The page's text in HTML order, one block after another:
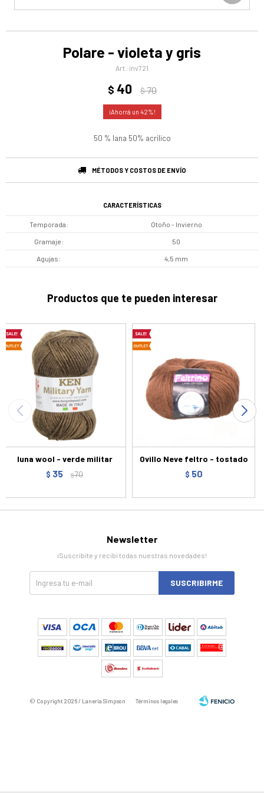
Polare - violeta y gris
inv721
$ 40 $70
42
50 % lana 50% acrilico
MÉTODOS Y COSTOS DE ENVÍO
CARACTERÍSTICAS
Temporada Otoño - Invierno
Gramaje 50
Agujas 4,5 mm
Productos que te pueden interesar
luna wool - verde militar
$ 35 $70
Ovillo Neve feltro - tostado
$ 50
Newsletter
¡Suscribite y recibí todas nuestras novedades!
SUSCRIBIRME
© Copyright 2026 / Laneria Simpson Términos legales